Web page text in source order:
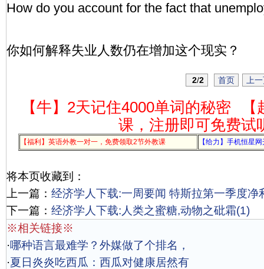
How do you account for the fact that
你如何解释失业人数仍在增加这个现实？
2/2 首页 上
【牛】2天记住4000单词的秘密
课，注册即可免费试
【福利】英语外教一对一，免费领取2节外教课 【给力】手机恒星
将本页收藏到：
上一篇： 经济学人下载:一周要闻 特斯拉第一季度净
下一篇： 经济学人下载:人类之蜜糖,动物之砒霜(1)
※相关链接※
·哪种语言最难学？外媒做了个排名，
·夏日炎炎吃西瓜：西瓜对健康居然有